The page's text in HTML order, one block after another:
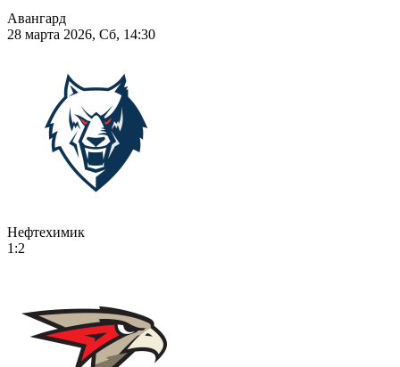
Авангард
28 марта 2026, Сб, 14:30
Нефтехимик
1:2